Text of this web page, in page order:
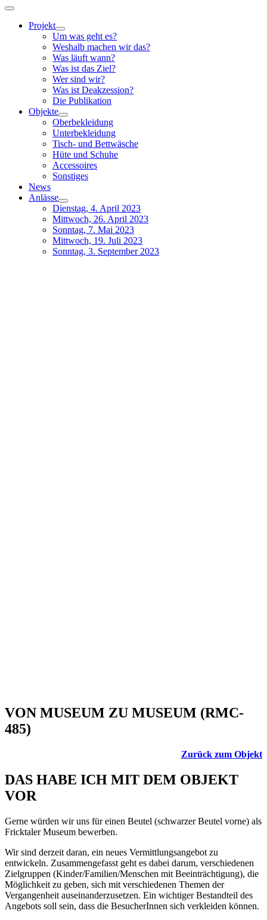
Toggle
Navigation
Projekt
Um was geht es?
Weshalb machen wir das?
Was läuft wann?
Was ist das Ziel?
Wer sind wir?
Was ist Deakzession?
Die Publikation
Objekte
Oberbekleidung
Unterbekleidung
Tisch- und Bettwäsche
Hüte und Schuhe
Accessoires
Sonstiges
News
Anlässe
Dienstag, 4. April 2023
Mittwoch, 26. April 2023
Sonntag, 7. Mai 2023
Mittwoch, 19. Juli 2023
Sonntag, 3. September 2023
VON MUSEUM ZU MUSEUM (RMC-
485)
Zurück zum Objekt
DAS HABE ICH MIT DEM OBJEKT
VOR
Gerne würden wir uns für einen Beutel (schwarzer Beutel vorne) als
Fricktaler Museum bewerben.
Wir sind derzeit daran, ein neues Vermittlungsangebot zu
entwickeln. Zusammengefasst geht es dabei darum, verschiedenen
Zielgruppen (Kinder/Familien/Menschen mit Beeinträchtigung), die
Möglichkeit zu geben, sich mit verschiedenen Themen der
Vergangenheit auseinanderzusetzen. Ein wichtiger Bestandteil des
Angebots soll sein, dass die BesucherInnen sich verkleiden können.